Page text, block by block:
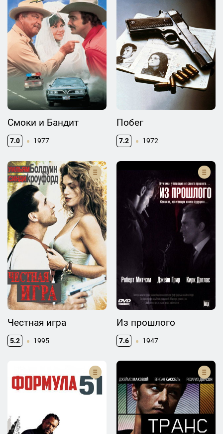
Смоки и Бандит
7.0 1977
Побег
7.2 1972
Честная игра
5.2 1995
Из прошлого
7.6 1947